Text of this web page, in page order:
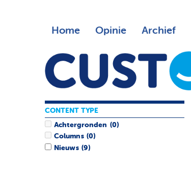
Home Opinie Archief
CONTENT TYPE
Achtergronden (0)
Columns (0)
Nieuws (9)